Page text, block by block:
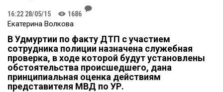
16:22 28/05/15 K 1686
J
Екатерина Волкова
В Удмуртии по факту ДТП с участием
сотрудника полиции назначена служебная
проверка, в ходе которой будут установлены
обстоятельства происшедшего, дана
принципиальная оценка действиям
представителя МВД по УР.